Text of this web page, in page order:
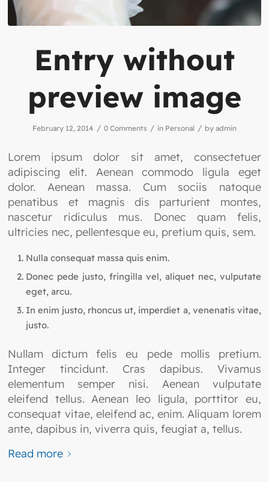
Entry without
preview image
February 12, 2014 / 0 Comments / in Personal / by admin
Lorem ipsum dolor sit amet, consectetuer
adipiscing elit. Aenean commodo ligula eget
dolor. Aenean massa. Cum sociis natoque
penatibus et magnis dis parturient montes,
nascetur ridiculus mus. Donec quam felis,
ultricies nec, pellentesque eu, pretium quis, sem.
Nulla consequat massa quis enim.
Donec pede justo, fringilla vel, aliquet nec, vulputate
eget, arcu.
In enim justo, rhoncus ut, imperdiet a, venenatis vitae,
justo.
Nullam dictum felis eu pede mollis pretium.
Integer tincidunt. Cras dapibus. Vivamus
elementum semper nisi. Aenean vulputate
eleifend tellus. Aenean leo ligula, porttitor eu,
consequat vitae, eleifend ac, enim. Aliquam lorem
ante, dapibus in, viverra quis, feugiat a, tellus.
Read more